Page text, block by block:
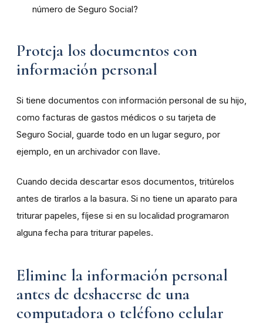
número de Seguro Social?
Proteja los documentos con
información personal
Si tiene documentos con información personal de su hijo,
como facturas de gastos médicos o su tarjeta de
Seguro Social, guarde todo en un lugar seguro, por
ejemplo, en un archivador con llave.
Cuando decida descartar esos documentos, tritúrelos
antes de tirarlos a la basura. Si no tiene un aparato para
triturar papeles, fíjese si en su localidad programaron
alguna fecha para triturar papeles.
Elimine la información personal
antes de deshacerse de una
computadora o teléfono celular